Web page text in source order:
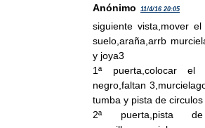
Anónimo 11/4/16 20:05
siguiente vista,mover
suelo,araña,arrb
y joya3
1ª puerta,colocar el
negro,faltan
tumba y pista de
2ª puerta,pista